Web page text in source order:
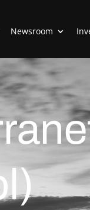
Newsroom